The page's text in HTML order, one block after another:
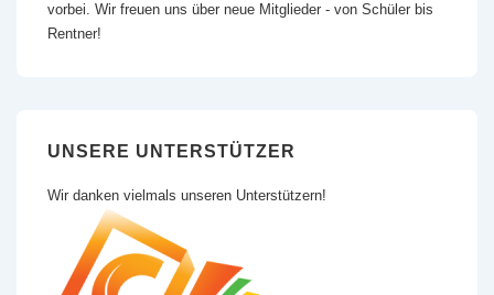
vorbei. Wir freuen uns über neue Mitglieder - von Schüler bis
Rentner!
UNSERE UNTERSTÜTZER
Wir danken vielmals unseren Unterstützern!